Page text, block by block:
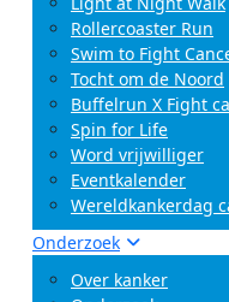
Rollercoaster Run
Swim to Fight
Tocht om de Noord
Buffelrun X Fight
Spin for Life
Word vrijwilliger
Eventkalender
Wereldkankerdag
Onderzoek
Over kanker